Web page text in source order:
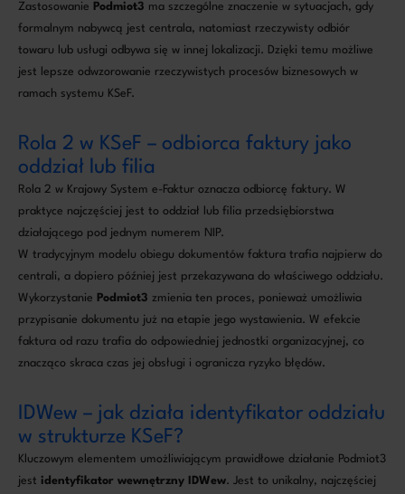
Zastosowanie
Podmiot3 ma szczególne znaczenie w sytuacjach, gdy
formalnym nabywcą jest centrala, natomiast rzeczywisty odbiór
towaru lub usługi odbywa się w innej lokalizacji. Dzięki temu możliwe
jest lepsze odwzorowanie rzeczywistych procesów biznesowych w
ramach systemu KSeF.
Rola 2 w KSeF – odbiorca faktury jako
oddział lub filia
Rola 2 w Krajowy System e-Faktur oznacza odbiorcę faktury. W
praktyce najczęściej jest to oddział lub filia przedsiębiorstwa
działającego pod jednym numerem NIP.
W tradycyjnym modelu obiegu dokumentów faktura trafia najpierw do
centrali, a dopiero później jest przekazywana do właściwego oddziału.
Wykorzystanie
Podmiot3 zmienia ten proces, ponieważ umożliwia
przypisanie dokumentu już na etapie jego wystawienia. W efekcie
faktura od razu trafia do odpowiedniej jednostki organizacyjnej, co
znacząco skraca czas jej obsługi i ogranicza ryzyko błędów.
IDWew – jak działa identyfikator oddziału
w strukturze KSeF?
Kluczowym elementem umożliwiającym prawidłowe działanie Podmiot3
jest identyfikator wewnętrzny IDWew. Jest to unikalny, najczęściej